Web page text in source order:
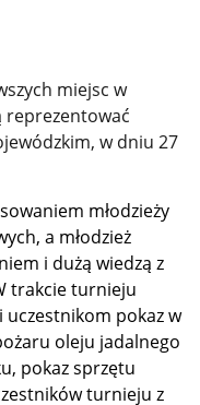
miejsc w
reprezentować
w dniu 27
młodzieży
a młodzież
i dużą wiedzą z
trakcie turnieju
uczestnikom pokaz w
oleju jadalnego
pokaz sprzętu
turnieju z